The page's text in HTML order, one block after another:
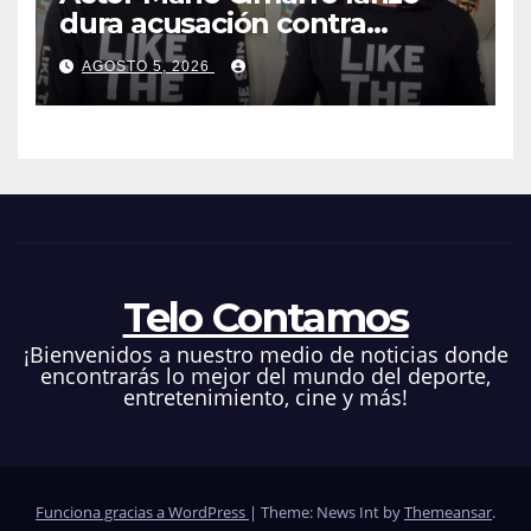
dura acusación contra
Telemundo y advirtió que lo
que hacen en su contra es
ilegal en EEUU
AGOSTO 5, 2026
Telo Contamos
¡Bienvenidos a nuestro medio de noticias donde
encontrarás lo mejor del mundo del deporte,
entretenimiento, cine y más!
Funciona gracias a WordPress | Theme: News Int byThemeansar.